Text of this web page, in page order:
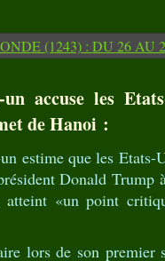
accuse les
de Hanoi :
estime que les Etats-
Donald Trump
«un point
lors de son premier